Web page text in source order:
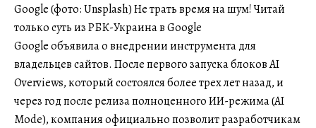
Google (фото: Unsplash) Не трать время на шум! Читай
только суть из РБК-Украина в Google
Google объявила о внедрении инструмента для
владельцев сайтов. После первого запуска блоков AI
Overviews, который состоялся более трех лет назад, и
через год после релиза полноценного ИИ-режима (AI
Mode), компания официально позволит разработчикам